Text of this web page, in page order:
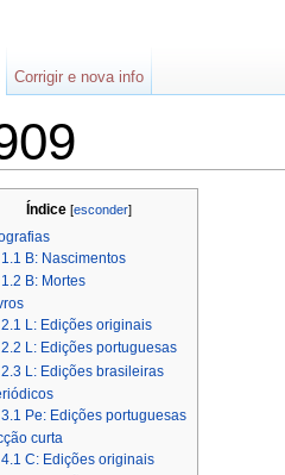
Índice[esconder]
1.1 B: Nascimentos
1.2 B: Mortes
2.1 L: Edições originais
2.2 L: Edições portuguesas
2.3 L: Edições brasileiras
3.1 Pe: Edições portuguesas
curta
4.1 C: Edições originais
Corrigir e nova info